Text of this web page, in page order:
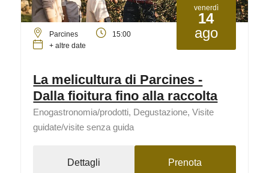
venerdì
14
ago
Parcines
15:00
+ altre date
La melicultura di Parcines -
Dalla fioitura fino alla raccolta
Enogastronomia/prodotti, Degustazione, Visite
guidate/visite senza guida
Dettagli Prenota